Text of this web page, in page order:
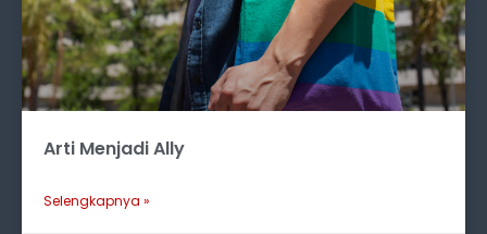
Arti Menjadi Ally
Selengkapnya »